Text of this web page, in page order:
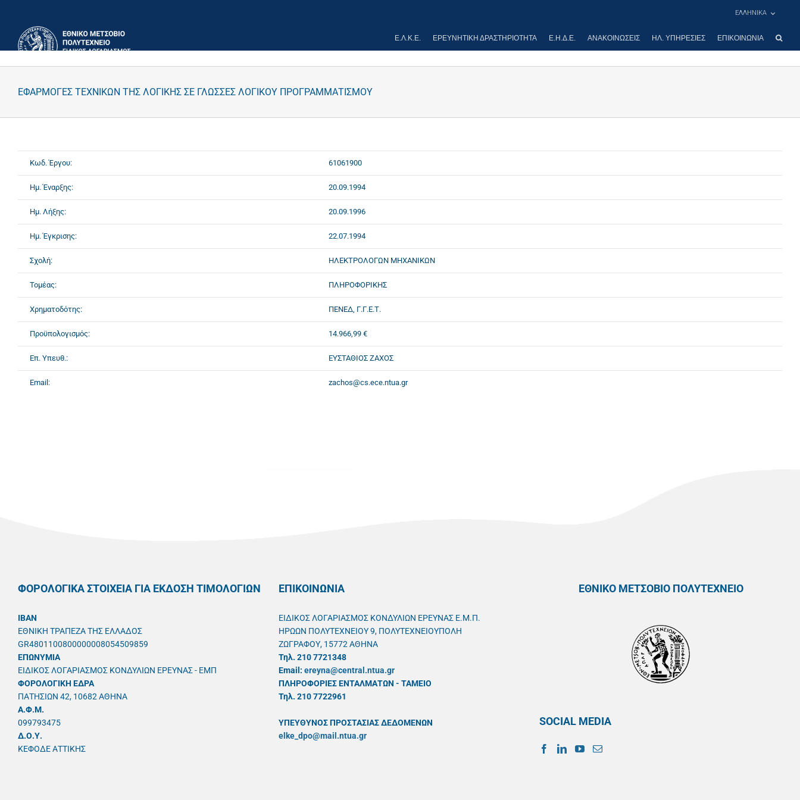
περιεχόμενο
ΕΛΛΗΝΙΚΑ
Ε.Λ.Κ.Ε. ΕΡΕΥΝΗΤΙΚΉ ΔΡΑΣΤΗΡΙΌΤΗΤΑ Ε.Η.Δ.Ε. ΑΝΑΚΟΙΝΏΣΕΙΣ ΗΛ. ΥΠΗΡΕΣΊΕΣ ΕΠΙΚΟΙΝΩΝΊΑ
ΕΦΑΡΜΟΓΕΣ ΤΕΧΝΙΚΩΝ ΤΗΣ ΛΟΓΙΚΗΣ ΣΕ ΓΛΩΣΣΕΣ ΛΟΓΙΚΟΥ ΠΡΟΓΡΑΜΜΑΤΙΣΜΟΥ
Κωδ. Έργου: 61061900
Ημ. Έναρξης: 20.09.1994
Ημ. Λήξης: 20.09.1996
Ημ. Έγκρισης: 22.07.1994
Σχολή: ΗΛΕΚΤΡΟΛΟΓΩΝ ΜΗΧΑΝΙΚΩΝ
Τομέας: ΠΛΗΡΟΦΟΡΙΚΗΣ
Χρηματοδότης: ΠΕΝΕΔ, Γ.Γ.Ε.Τ.
Προϋπολογισμός: 14.966,99 €
Επ. Υπευθ.: ΕΥΣΤΑΘΙΟΣ ΖΑΧΟΣ
Email: zachos@cs.ece.ntua.gr
ΦΟΡΟΛΟΓΙΚΑ ΣΤΟΙΧΕΙΑ ΓΙΑ ΕΚΔΟΣΗ ΤΙΜΟΛΟΓΙΩΝ
IBAN
ΕΘΝΙΚΗ ΤΡΑΠΕΖΑ ΤΗΣ ΕΛΛΑΔΟΣ
GR4801100800000008054509859
ΕΠΩΝΥΜΙΑ
ΕΙΔΙΚΟΣ ΛΟΓΑΡΙΑΣΜΟΣ ΚΟΝΔΥΛΙΩΝ ΕΡΕΥΝΑΣ - ΕΜΠ
ΦΟΡΟΛΟΓΙΚΗ ΕΔΡΑ
ΠΑΤΗΣΙΩΝ 42, 10682 ΑΘΗΝΑ
A.Φ.Μ.
099793475
Δ.Ο.Υ.
ΚΕΦΟΔΕ ΑΤΤΙΚΗΣ
ΕΠΙΚΟΙΝΩΝΙΑ
ΕΙΔΙΚΟΣ ΛΟΓΑΡΙΑΣΜΟΣ ΚΟΝΔΥΛΙΩΝ ΕΡΕΥΝΑΣ Ε.Μ.Π.
ΗΡΩΩΝ ΠΟΛΥΤΕΧΝΕΙΟΥ 9, ΠΟΛΥΤΕΧΝΕΙΟΥΠΟΛΗ
ΖΩΓΡΑΦΟΥ, 15772 ΑΘΗΝΑ
Τηλ. 210 7721348
Email: ereyna@central.ntua.gr
ΠΛΗΡΟΦΟΡΙΕΣ ΕΝΤΑΛΜΑΤΩΝ - ΤΑΜΕΙΟ
Τηλ. 210 7722961
ΥΠΕΥΘYΝΟΣ ΠΡΟΣΤΑΣΙΑΣ ΔΕΔΟΜΕΝΩΝ
elke_dpo@mail.ntua.gr
ΕΘΝΙΚΟ ΜΕΤΣΟΒΙΟ ΠΟΛΥΤΕΧΝΕΙΟ
SOCIAL MEDIA